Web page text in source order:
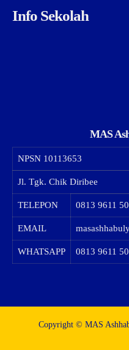
Info Sekolah
MAS
NPSN 10113653
Jl. Tgk. Chik Diribee
TELEPON 0813 9611
EMAIL
WHATSAPP 0813 9611
Copyright © MAS